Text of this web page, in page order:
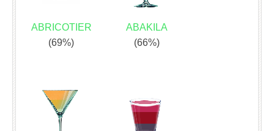
ABRICOTIER
(69%)
ABAKILA
(66%)